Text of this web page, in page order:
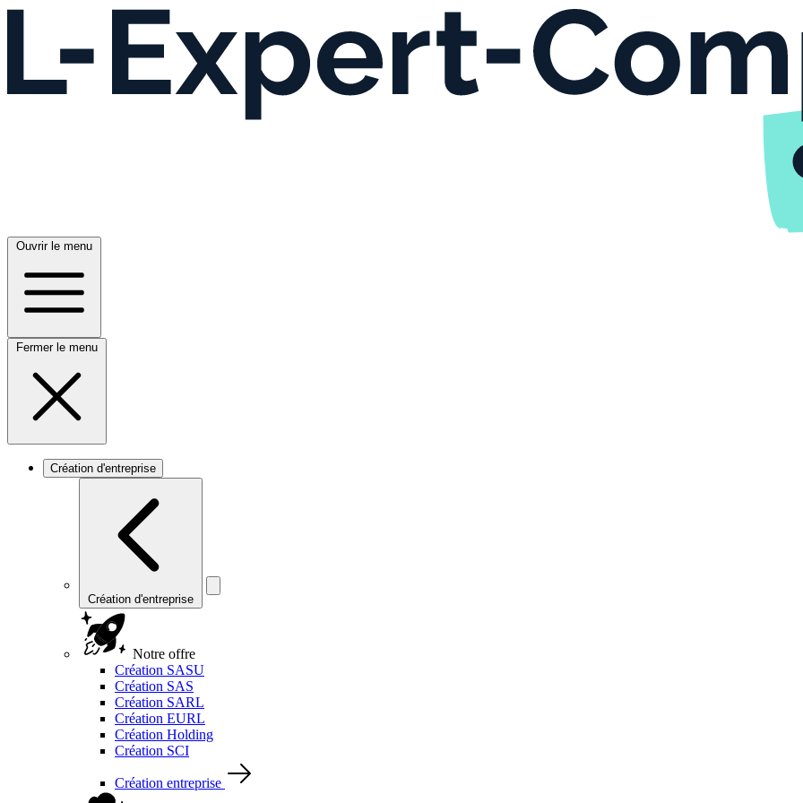
Ouvrir le menu
Fermer le menu
Création d'entreprise
Création d'entreprise
Notre offre
Création SASU
Création SAS
Création SARL
Création EURL
Création Holding
Création SCI
Création entreprise